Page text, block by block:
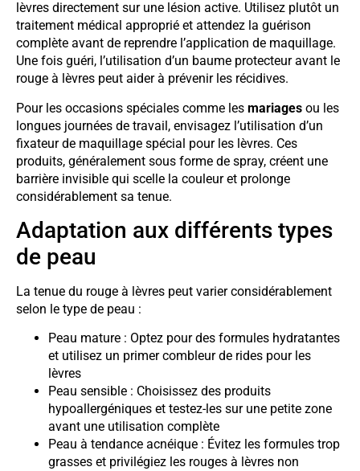
lèvres directement sur une lésion active. Utilisez plutôt un
traitement médical approprié et attendez la guérison
complète avant de reprendre l’application de maquillage.
Une fois guéri, l’utilisation d’un baume protecteur avant le
rouge à lèvres peut aider à prévenir les récidives.
Pour les occasions spéciales comme les mariages ou les
longues journées de travail, envisagez l’utilisation d’un
fixateur de maquillage spécial pour les lèvres. Ces
produits, généralement sous forme de spray, créent une
barrière invisible qui scelle la couleur et prolonge
considérablement sa tenue.
Adaptation aux différents types
de peau
La tenue du rouge à lèvres peut varier considérablement
selon le type de peau :
Peau mature : Optez pour des formules hydratantes
et utilisez un primer combleur de rides pour les
lèvres
Peau sensible : Choisissez des produits
hypoallergéniques et testez-les sur une petite zone
avant une utilisation complète
Peau à tendance acnéique : Évitez les formules trop
grasses et privilégiez les rouges à lèvres non